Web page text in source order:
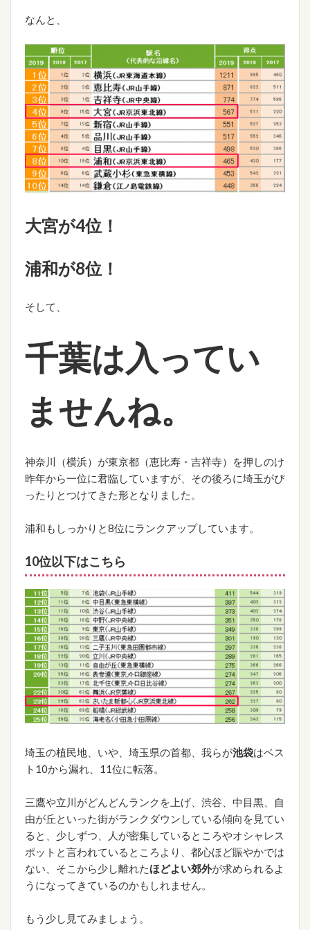
なんと、
大宮が4位！
浦和が8位！
そして、
千葉は入ってい
ませんね。
神奈川（横浜）が東京都（恵比寿・吉祥寺）を押しのけ
昨年から一位に君臨していますが、その後ろに埼玉がぴ
ったりとつけてきた形となりました。
浦和もしっかりと8位にランクアップしています。
10位以下はこちら
埼玉の植民地、いや、埼玉県の首都、我らが池袋はベス
ト10から漏れ、11位に転落。
三鷹や立川がどんどんランクを上げ、渋谷、中目黒、自
由が丘といった街がランクダウンしている傾向を見てい
ると、少しずつ、人が密集しているところやオシャレス
ポットと言われているところより、都心ほど賑やかでは
ない、そこから少し離れたほどよい郊外が求められるよ
うになってきているのかもしれません。
もう少し見てみましょう。